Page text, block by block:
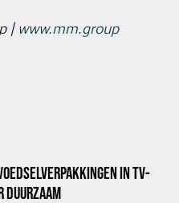
| www.mm.group
IN TV-
DUURZAAM